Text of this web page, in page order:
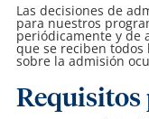
Las decisiones de
para nuestros
periódicamente y de
que se reciben
sobre la admisión
Requisitos